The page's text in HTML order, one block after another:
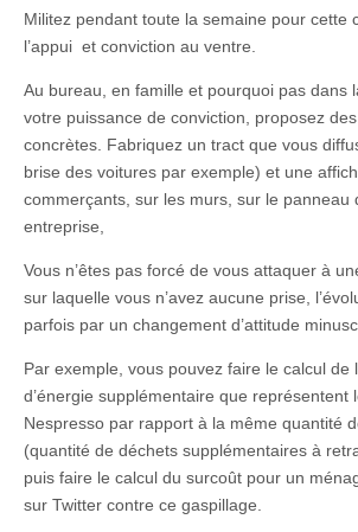
Militez pendant toute la semaine pour cette
l’appui et conviction au ventre.
Au bureau, en famille et pourquoi pas dans
votre puissance de conviction, proposez
concrètes. Fabriquez un tract que vous
brise des voitures par exemple) et une
commerçants, sur les murs, sur le panneau
entreprise,
Vous n’êtes pas forcé de vous attaquer à
sur laquelle vous n’avez aucune prise,
parfois par un changement d’attitude
Par exemple, vous pouvez faire le calcul de
d’énergie supplémentaire que représentent
Nespresso par rapport à la même quantité
(quantité de déchets supplémentaires à
puis faire le calcul du surcoût pour un
sur Twitter contre ce gaspillage.